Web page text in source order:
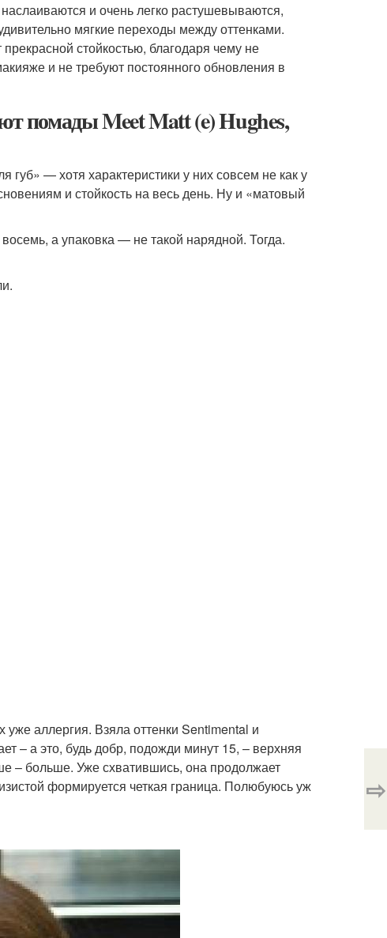
и очень легко растушевываются,
мягкие переходы между оттенками.
стойкостью, благодаря чему не
и не требуют постоянного обновления в
помады Meet Matt (e) Hughes,
— хотя характеристики у них совсем не как у
и стойкость на весь день. Ну и «матовый
а упаковка — не такой нарядной. Тогда.
аллергия. Взяла оттенки Sentimental и
– а это, будь добр, подожди минут 15, – верхняя
– больше. Уже схватившись, она продолжает
формируется четкая граница. Полюбуюсь уж
⇨